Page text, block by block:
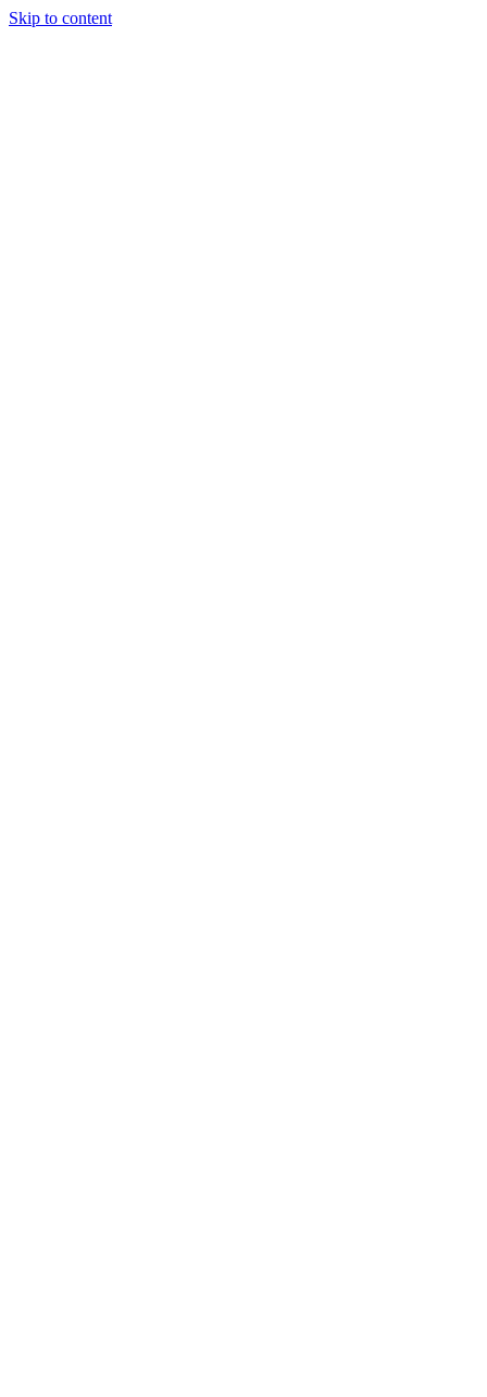
Skip to content